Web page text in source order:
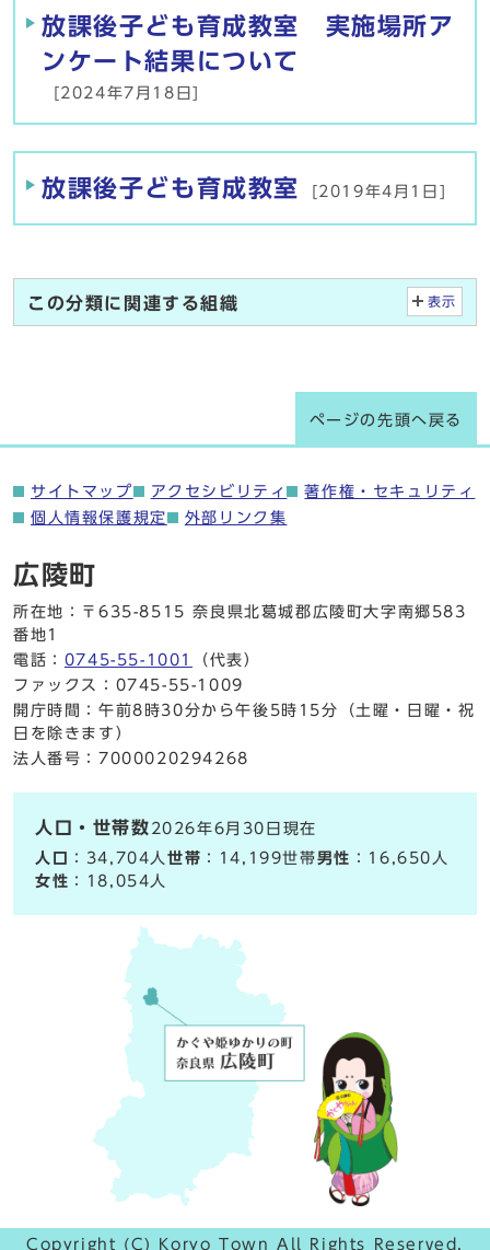
放課後子ども育成教室 実施場所ア
ンケート結果について
[2024年7月18日]
放課後子ども育成教室 [2019年4月1日]
この分類に関連する組織 表示
ページの先頭へ戻る
サイトマップ アクセシビリティ
著作権・セキュリティ
個人情報保護規定
外部リンク集
広陵町
所在地：〒635-8515 奈良県北葛城郡広陵町大字南郷583
番地1
電話： 0745-55-1001
（代表）
ファックス：0745-55-1009
開庁時間：午前8時30分から午後5時15分（土曜・日曜・祝
日を除きます）
法人番号：7000020294268
人口・世帯数 2026年6月30日現在
人口
：34,704人世帯 ：14,199世帯男性 ：16,650人
女性 ：18,054人
Copyright (C) Koryo Town All Rights Reserved.